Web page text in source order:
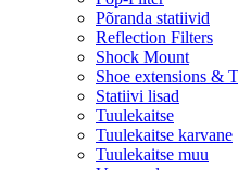
Põranda statiivid
Reflection Filters
Shock Mount
Shoe extensions &
Statiivi lisad
Tuulekaitse
Tuulekaitse karvane
Tuulekaitse muu